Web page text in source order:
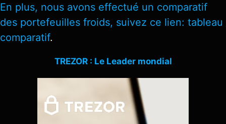
En plus, nous avons effectué un comparatif
des portefeuilles froids, suivez ce lien: tableau
comparatif.
TREZOR : Le Leader mondial